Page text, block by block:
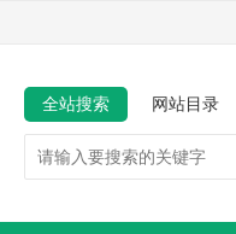
全站搜索 网站目录